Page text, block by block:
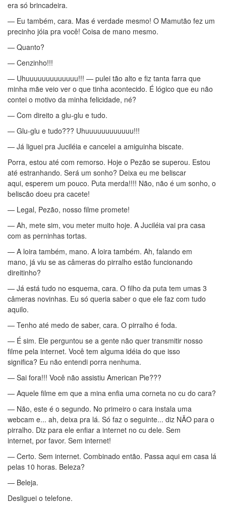
era só brincadeira.
— Eu também, cara. Mas é verdade mesmo! O Mamutão fez um
precinho jóia pra você! Coisa de mano mesmo.
— Quanto?
— Cenzinho!!!
— Uhuuuuuuuuuuuuu!!! — pulei tão alto e fiz tanta farra que
minha mãe veio ver o que tinha acontecido. É lógico que eu não
contei o motivo da minha felicidade, né?
— Com direito a glu-glu e tudo.
— Glu-glu e tudo??? Uhuuuuuuuuuuuu!!!
— Já liguei pra Juciléia e cancelei a amiguinha biscate.
Porra, estou até com remorso. Hoje o Pezão se superou. Estou
até estranhando. Será um sonho? Deixa eu me beliscar
aqui, esperem um pouco. Puta merda!!!! Não, não é um sonho, o
beliscão doeu pra cacete!
— Legal, Pezão, nosso filme promete!
— Ah, mete sim, vou meter muito hoje. A Juciléia vai pra casa
com as perninhas tortas.
— A loira também, mano. A loira também. Ah, falando em
mano, já viu se as câmeras do pirralho estão funcionando
direitinho?
— Já está tudo no esquema, cara. O filho da puta tem umas 3
câmeras novinhas. Eu só queria saber o que ele faz com tudo
aquilo.
— Tenho até medo de saber, cara. O pirralho é foda.
— É sim. Ele perguntou se a gente não quer transmitir nosso
filme pela internet. Você tem alguma idéia do que isso
significa? Eu não entendi porra nenhuma.
— Sai fora!!! Você não assistiu American Pie???
— Aquele filme em que a mina enfia uma corneta no cu do cara?
— Não, este é o segundo. No primeiro o cara instala uma
webcam e... ah, deixa pra lá. Só faz o seguinte... diz NÃO para o
pirralho. Diz para ele enfiar a internet no cu dele. Sem
internet, por favor. Sem internet!
— Certo. Sem internet. Combinado então. Passa aqui em casa lá
pelas 10 horas. Beleza?
— Beleja.
Desliguei o telefone.